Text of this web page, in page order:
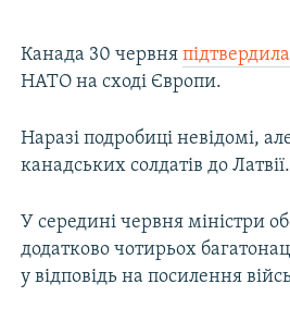
Канада 30 червняпідтвердила
НАТО на сході Європи.
Наразі подробиці невідомі,
канадських солдатів до Латвії.
У середині червня міністри
додатково чотирьох
у відповідь на посилення